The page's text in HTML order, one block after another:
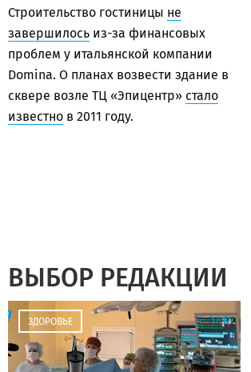
Строительство гостиницы не
завершилось из-за финансовых
проблем у итальянской компании
Domina. О планах возвести здание в
сквере возле ТЦ «Эпицентр» стало
известно в 2011 году.
ВЫБОР РЕДАКЦИИ
ЗДОРОВЬЕ 17:12